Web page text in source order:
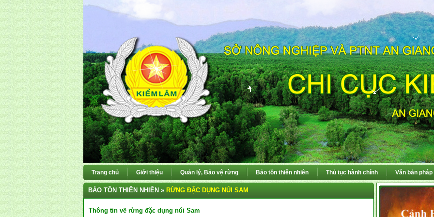
Trang chủ Giới thiệu Quản lý, Bảo vệ rừng Bảo tồn thiên nhiên Thủ tục hành chính Văn bản pháp
BẢO TỒN THIÊN NHIÊN » RỪNG ĐẶC DỤNG NÚI SAM
Thông tin về rừng đặc dụng núi Sam